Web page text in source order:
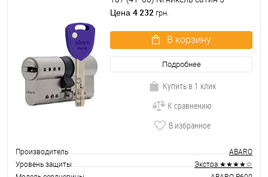
ключей
Цена 4 232 грн.
В корзину
Подробнее
Купить в 1 клик
К сравнению
В избранное
Производитель
ABARO
Уровень защиты
Экстра ★★★★☆